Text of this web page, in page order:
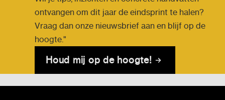
ontvangen om dit jaar de eindsprint te halen?
Vraag dan onze nieuwsbrief aan en blijf op de
hoogte."
Houd mij op de hoogte!